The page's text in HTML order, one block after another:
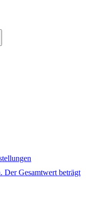
Der Gesamtwert beträgt